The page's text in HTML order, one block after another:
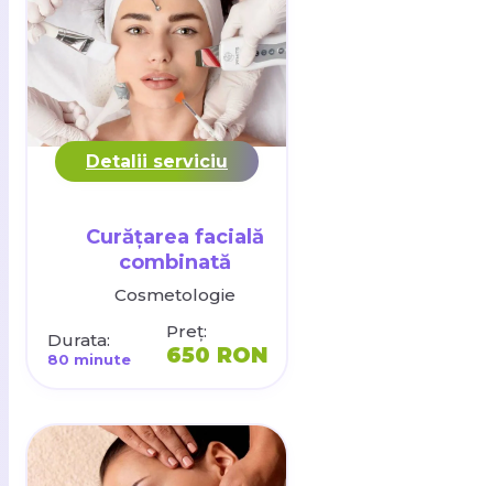
Detalii serviciu
Curățarea facială
combinată
Cosmetologie
Durata:
80 minute
Preț:
650 RON